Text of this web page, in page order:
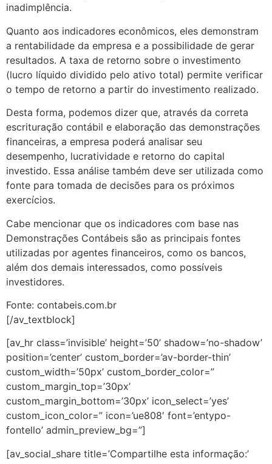
inadimplência.
Quanto aos indicadores econômicos, eles demonstram
a rentabilidade da empresa e a possibilidade de gerar
resultados. A taxa de retorno sobre o investimento
(lucro líquido dividido pelo ativo total) permite verificar
o tempo de retorno a partir do investimento realizado.
Desta forma, podemos dizer que, através da correta
escrituração contábil e elaboração das demonstrações
financeiras, a empresa poderá analisar seu
desempenho, lucratividade e retorno do capital
investido. Essa análise também deve ser utilizada como
fonte para tomada de decisões para os próximos
exercícios.
Cabe mencionar que os indicadores com base nas
Demonstrações Contábeis são as principais fontes
utilizadas por agentes financeiros, como os bancos,
além dos demais interessados, como possíveis
investidores.
Fonte: contabeis.com.br
[/av_textblock]
[av_hr class=’invisible’ height=’50’ shadow=’no-shadow’
position=’center’ custom_border=’av-border-thin’
custom_width=’50px’ custom_border_color=”
custom_margin_top=’30px’
custom_margin_bottom=’30px’ icon_select=’yes’
custom_icon_color=” icon=’ue808′ font=’entypo-
fontello’ admin_preview_bg=”]
[av_social_share title=’Compartilhe esta informação:’